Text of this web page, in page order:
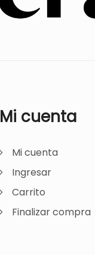
Mi cuenta
Mi cuenta
Ingresar
Carrito
Finalizar compra